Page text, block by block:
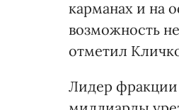
карманах и на
возможность
отметил
Лидер фракции